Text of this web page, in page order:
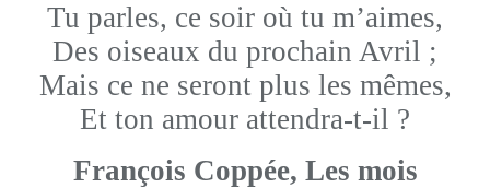
Tu parles, ce soir où tu m’aimes,
Des oiseaux du prochain Avril ;
Mais ce ne seront plus les mêmes,
Et ton amour attendra-t-il ?
François Coppée, Les mois